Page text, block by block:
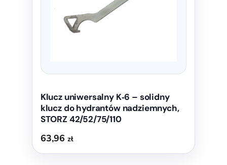
Klucz uniwersalny K‑6 – solidny
klucz do hydrantów nadziemnych,
STORZ 42/52/75/110
63,96 zł